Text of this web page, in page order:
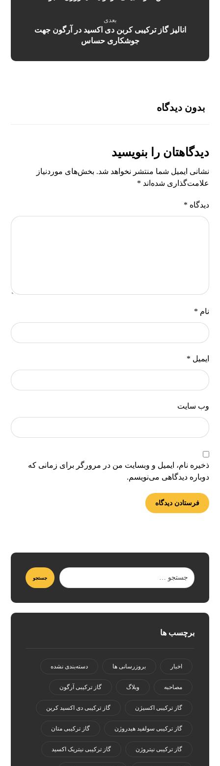
بعدی
انالیز گاز ترکیبی کربن دی اکسید در آرگون جهت
جوشکاری حساس
بدون دیدگاه
دیدگاهتان را بنویسید
نشانی ایمیل شما منتشر نخواهد شد. بخش‌های موردنیاز
علامت‌گذاری شده‌اند *
دیدگاه *
نام *
ایمیل *
وب‌ سایت
ذخیره نام، ایمیل و وبسایت من در مرورگر برای زمانی که
دوباره دیدگاهی می‌نویسم.
برچسب ها
اخبار بروزرسانی ها دسته‌بندی نشده
مصاحبه وبلاگ گاز ترکیبی آرگون
گاز ترکیبی اکسیژن گاز ترکیبی دی اکسید کربن
گاز ترکیبی سولفید هیدروژن گاز ترکیبی متان
گاز ترکیبی نیتروژن گاز ترکیبی نیتریک اکسید